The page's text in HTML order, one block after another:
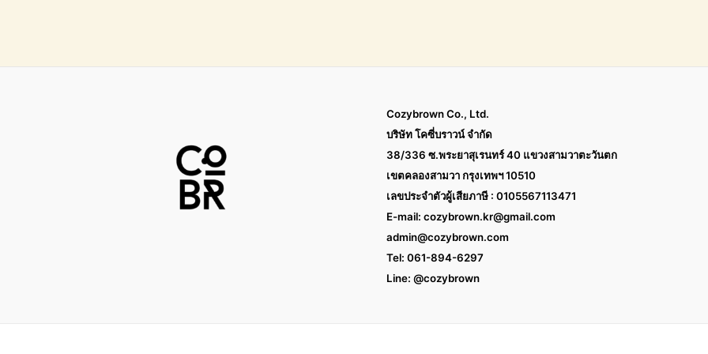
Cozybrown Co., Ltd.
บริษัท โคซี่บราวน์ จำกัด
38/336 ซ.พระยาสุเรนทร์ 40 แขวงสามวาตะวันตก
เขตคลองสามวา กรุงเทพฯ 10510
เลขประจำตัวผู้เสียภาษี : 0105567113471
E-mail: cozybrown.kr@gmail.com
admin@cozybrown.com
Tel: 061-894-6297
Line: @cozybrown